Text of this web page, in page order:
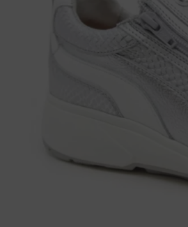
Verbandschoenen (externe website)